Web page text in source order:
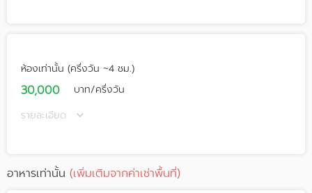
ห้องเท่านั้น (ครึ่งวัน ~4 ชม.)
30,000
บาท/ครึ่งวัน
รายละเอียด
อาหารเท่านั้น (เพิ่มเติมจากค่าเช่าพื้นที่)